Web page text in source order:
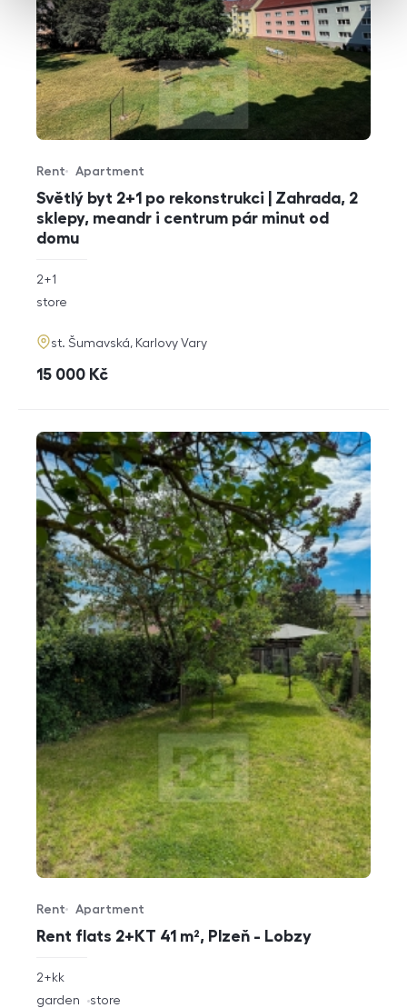
Světlý byt 2+1 po rekonstrukci | Zahrada, 2
sklepy, meandr i centrum pár minut od
domu
Offer type
Rent
Property type
Apartment
rozměry
2+1
funkce
store
adresa
st. Šumavská, Karlovy Vary
cena
15 000 Kč
Rent flats 2+KT 41 m², Plzeň - Lobzy
Offer type
Rent
Property type
Apartment
rozměry
2+kk
funkce
garden store